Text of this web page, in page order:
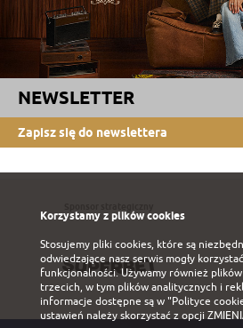
NEWSLETTER
Zapisz się do newslettera
Korzystamy z plików cookies
Stosujemy pliki cookies, które są
odwiedzające nasz serwis mogły
funkcjonalności. Używamy również
trzecich, w tym plików analitycznych i
informacje dostępne są w"Polityce
ustawień należy skorzystać z opcji